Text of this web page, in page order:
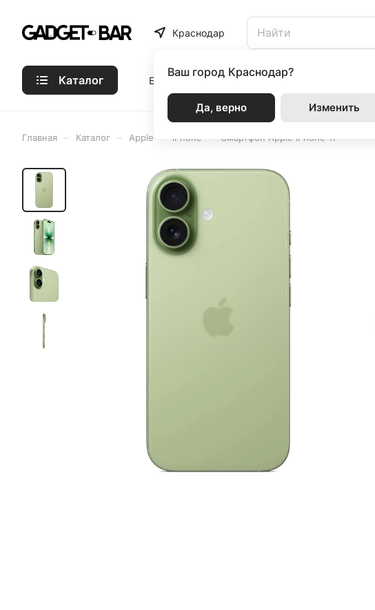
Краснодар
Ваш город Краснодар?
Да, верно Изменить
Каталог Бренды Статьи Акции
Главная Каталог Apple iPhone Смартфон Apple iPhone 17